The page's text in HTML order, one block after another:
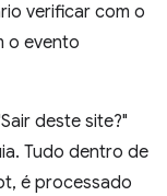
verificar com o
o evento
deste site?"
Tudo dentro de
é processado